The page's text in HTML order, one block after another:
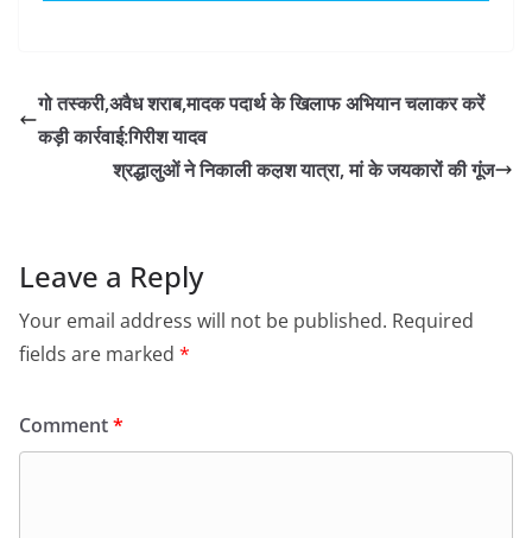
गो तस्करी,अवैध शराब,मादक पदार्थ के खिलाफ अभियान चलाकर करें
कड़ी कार्रवाई:गिरीश यादव
श्रद्धालुओं ने निकाली कल़श यात्रा, मां के जयकारों की गूंज
Leave a Reply
Your email address will not be published. Required
fields are marked *
Comment*